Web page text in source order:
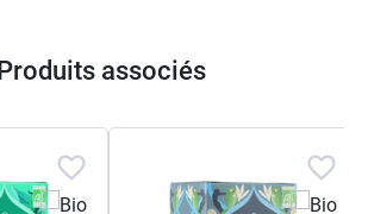
Produits associés